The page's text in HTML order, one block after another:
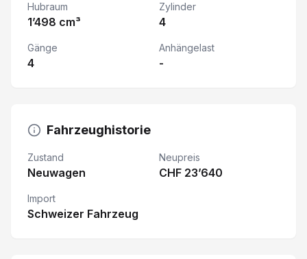
Hubraum
1’498 cm³
Zylinder
4
Gänge
4
Anhängelast
-
Fahrzeughistorie
Zustand
Neuwagen
Neupreis
CHF 23’640
Import
Schweizer Fahrzeug